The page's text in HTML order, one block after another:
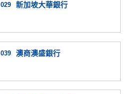
029 新加坡大華銀行
039 澳商澳盛銀行